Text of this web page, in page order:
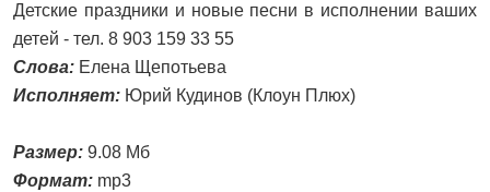
Детские праздники и новые песни в исполнении ваших
детей - тел. 8 903 159 33 55
Слова: Елена Щепотьева
Исполняет: Юрий Кудинов (Клоун Плюх)
Размер: 9.08 Мб
Формат: mp3